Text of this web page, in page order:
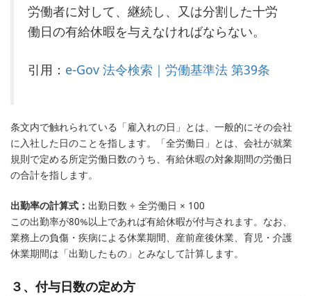
労働者に対して、継続し、又は分割した十労
働日の有給休暇を与えなければならない。
引用： e-Gov 法令検索｜労働基準法 第39条
条文内で触れられている「雇入れの日」とは、一般的にその会社
に入社した日のことを指します。「全労働日」とは、会社が就業
規則で定める所定労働日数のうち、有給休暇の対象期間の労働日
の合計を指します。
出勤率の計算式： 出勤日数 ÷ 全労働日 × 100
この出勤率が80%以上であれば有給休暇が付与されます。なお、
業務上の負傷・疾病による休業期間、産前産後休業、育児・介護
休業期間は「出勤したもの」とみなして計算します。
３、付与日数の定め方